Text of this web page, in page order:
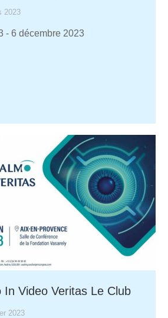
2023
- 6 décembre 2023
In Video Veritas Le Club
2023